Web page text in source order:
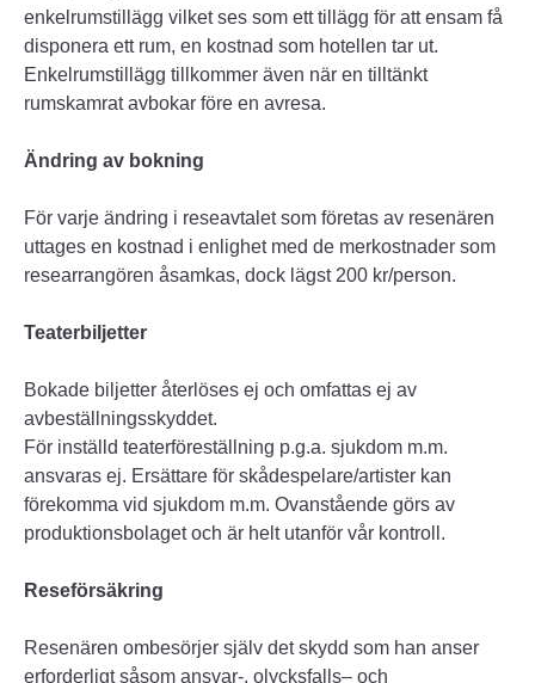
enkelrumstillägg vilket ses som ett tillägg för att ensam få
disponera ett rum, en kostnad som hotellen tar ut.
Enkelrumstillägg tillkommer även när en tilltänkt
rumskamrat avbokar före en avresa.
Ändring av bokning
För varje ändring i reseavtalet som företas av resenären
uttages en kostnad i enlighet med de merkostnader som
researrangören åsamkas, dock lägst 200 kr/person.
Teaterbiljetter
Bokade biljetter återlöses ej och omfattas ej av
avbeställningsskyddet.
För inställd teaterföreställning p.g.a. sjukdom m.m.
ansvaras ej. Ersättare för skådespela­re/artis­ter kan
förekomma vid sjukdom m.m. Ovanstående görs av
produktionsbolaget och är helt utanför vår kontroll.
Reseförsäkring
Resenären ombesörjer själv det skydd som han anser
erforderligt såsom ansvar-, olycksfalls– och